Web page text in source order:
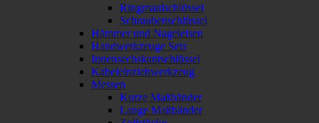
Ringmaulschlüssel
Schraubenschlüssel
Hämmer und Nageleisen
Handwerkzeuge Sets
Innensechskantschlüssel
Kabeleinziehwerkzeug
Messen
Kurze Maßbänder
Lange Maßbänder